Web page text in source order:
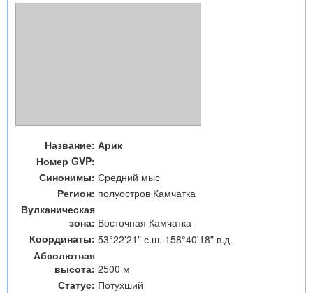
Название: Арик
Номер GVP:
Синонимы: Средний мыс
Регион: полуостров Камчатка
Вулканическая
зона: Восточная Камчатка
Координаты: 53°22'21" с.ш. 158°40'18" в.д.
Абсолютная
высота: 2500 м
Статус: Потухший